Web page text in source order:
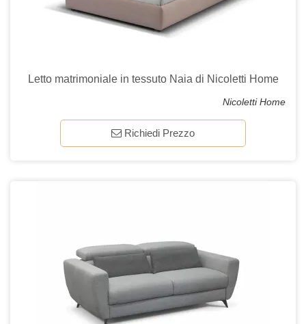
Letto matrimoniale in tessuto Naia di Nicoletti Home
Nicoletti Home
Richiedi Prezzo